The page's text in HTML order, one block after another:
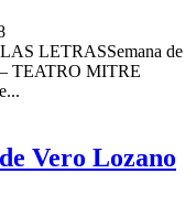
LETRASSemana de
– TEATRO MITRE
Vero Lozano